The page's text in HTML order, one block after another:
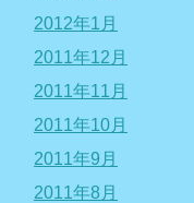
2012年1月
2011年12月
2011年11月
2011年10月
2011年9月
2011年8月